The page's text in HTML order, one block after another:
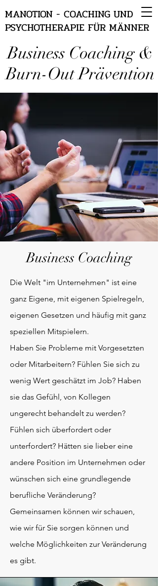
MANOTION - COACHING UND
PSYCHOTHERAPIE FÜR MÄNNER
Business Coaching &
Burn-Out Prävention
Business Coaching
Die Welt "im Unternehmen" ist eine
ganz Eigene, mit eigenen Spielregeln,
eigenen Gesetzen und häufig mit ganz
speziellen Mitspielern.
Haben Sie Probleme mit Vorgesetzten
oder Mitarbeitern? Fühlen Sie sich zu
wenig Wert geschätzt im Job? Haben
sie das Gefühl, von Kollegen
ungerecht behandelt zu werden?
Fühlen sich überfordert oder
unterfordert? Hätten sie lieber eine
andere Position im Unternehmen oder
wünschen sich eine grundlegende
berufliche Veränderung?
Gemeinsamen können wir schauen,
wie wir für Sie sorgen können und
welche Möglichkeiten zur Veränderung
es gibt.